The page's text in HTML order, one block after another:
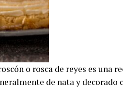
o rosca de reyes es una
de nata y decorado